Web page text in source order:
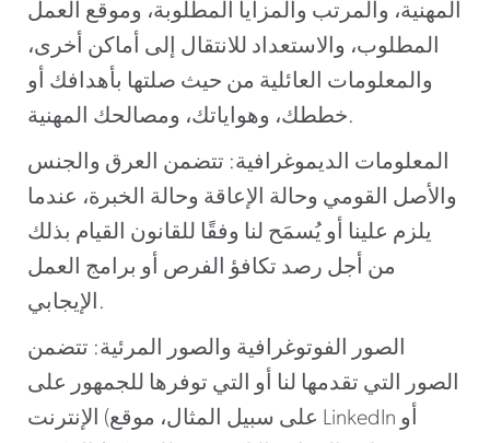
المهنية، والمرتب والمزايا المطلوبة، وموقع العمل
المطلوب، والاستعداد للانتقال إلى أماكن أخرى،
والمعلومات العائلية من حيث صلتها بأهدافك أو
خططك، وهواياتك، ومصالحك المهنية.
المعلومات الديموغرافية: تتضمن العرق والجنس
والأصل القومي وحالة الإعاقة وحالة الخبرة، عندما
يلزم علينا أو يُسمَح لنا وفقًا للقانون القيام بذلك
من أجل رصد تكافؤ الفرص أو برامج العمل
الإيجابي.
الصور الفوتوغرافية والصور المرئية: تتضمن
الصور التي تقدمها لنا أو التي توفرها للجمهور على
الإنترنت (على سبيل المثال، موقع LinkedIn أو